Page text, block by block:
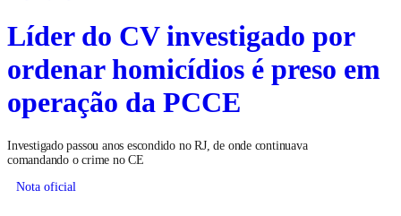
Líder do CV investigado por
ordenar homicídios é preso em
operação da PCCE
Investigado passou anos escondido no RJ, de onde continuava
comandando o crime no CE
Nota oficial